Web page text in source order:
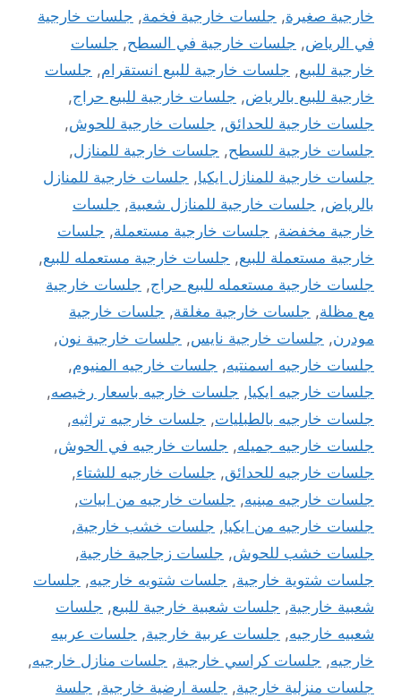
خارجية صغيرة, جلسات خارجية فخمة, جلسات خارجية
في الرياض, جلسات خارجية في السطح, جلسات
خارجية للبيع, جلسات خارجية للبيع انستقرام, جلسات
خارجية للبيع بالرياض, جلسات خارجية للبيع حراج,
جلسات خارجية للحدائق, جلسات خارجية للحوش,
جلسات خارجية للسطح, جلسات خارجية للمنازل,
جلسات خارجية للمنازل ايكيا, جلسات خارجية للمنازل
بالرياض, جلسات خارجية للمنازل شعبية, جلسات
خارجية مخفضة, جلسات خارجية مستعملة, جلسات
خارجية مستعملة للبيع, جلسات خارجية مستعمله للبيع,
جلسات خارجية مستعمله للبيع حراج, جلسات خارجية
مع مظلة, جلسات خارجية مغلقة, جلسات خارجية
مودرن, جلسات خارجية نايس, جلسات خارجية نون,
جلسات خارجيه اسمنتيه, جلسات خارجيه المنيوم,
جلسات خارجيه ايكيا, جلسات خارجيه باسعار رخيصه,
جلسات خارجيه بالطبليات, جلسات خارجيه تراثيه,
جلسات خارجيه جميله, جلسات خارجيه في الحوش,
جلسات خارجيه للحدائق, جلسات خارجيه للشتاء,
جلسات خارجيه مبنيه, جلسات خارجيه من ابيات,
جلسات خارجيه من ايكيا, جلسات خشب خارجية,
جلسات خشب للحوش, جلسات زجاجية خارجية,
جلسات شتوية خارجية, جلسات شتويه خارجيه, جلسات
شعبية خارجية, جلسات شعبية خارجية للبيع, جلسات
شعبيه خارجيه, جلسات عربية خارجية, جلسات عربيه
خارجيه, جلسات كراسي خارجية, جلسات منازل خارجيه,
جلسات منزلية خارجية, جلسة ارضية خارجية, جلسة